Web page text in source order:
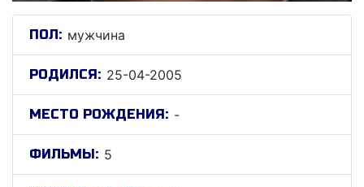
ПОЛ: мужчина
РОДИЛСЯ: 25-04-2005
МЕСТО РОЖДЕНИЯ: -
ФИЛЬМЫ: 5